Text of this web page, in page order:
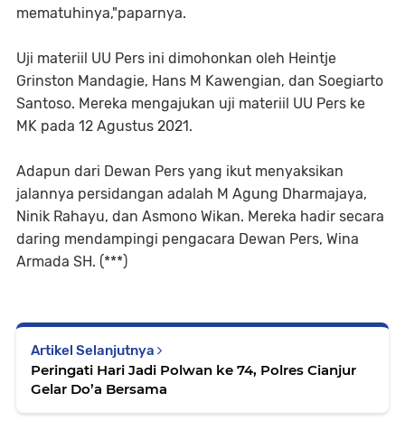
mematuhinya,"paparnya.
Uji materiil UU Pers ini dimohonkan oleh Heintje
Grinston Mandagie, Hans M Kawengian, dan Soegiarto
Santoso. Mereka mengajukan uji materiil UU Pers ke
MK pada 12 Agustus 2021.
Adapun dari Dewan Pers yang ikut menyaksikan
jalannya persidangan adalah M Agung Dharmajaya,
Ninik Rahayu, dan Asmono Wikan. Mereka hadir secara
daring mendampingi pengacara Dewan Pers, Wina
Armada SH. (***)
Artikel Selanjutnya
Peringati Hari Jadi Polwan ke 74, Polres Cianjur
Gelar Do’a Bersama